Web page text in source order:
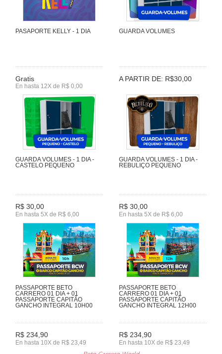
PASAPORTE KELLY - 1 DIA
Gratis
En hasta 12X de R$ 0,00
GUARDA VOLUMES
A PARTIR DE: R$30,00
GUARDA VOLUMES - 1 DIA -
CASTELO PEQUENO
R$ 30,00
En hasta 5X de R$ 6,00
GUARDA VOLUMES - 1 DIA -
REBULIÇO PEQUENO
R$ 30,00
En hasta 5X de R$ 6,00
PASSAPORTE BETO
CARRERO 01 DIA + 01
PASSAPORTE CAPITÃO
GANCHO INTEGRAL 10H00
R$ 234,90
En hasta 10X de R$ 23,49
PASSAPORTE BETO
CARRERO 01 DIA + 01
PASSAPORTE CAPITÃO
GANCHO INTEGRAL 12H00
R$ 234,90
En hasta 10X de R$ 23,49